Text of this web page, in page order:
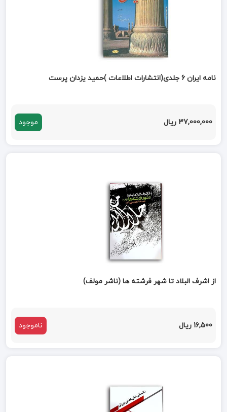
نامه ایران 6 جلدی(انتشارات اطلاعات )حمید یزدان پرست
37,000,000 ریال موجود
از اشرف البلاد تا شهر فرشته ها (ناشر مولف)
16,500 ریال ناموجود